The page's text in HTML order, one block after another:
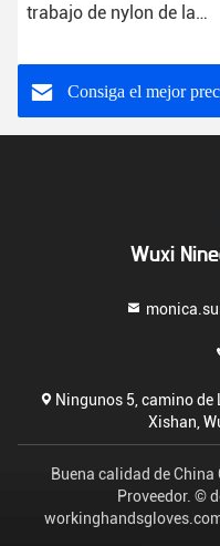
trabajo de nylon de la
las manos del 100%
el refrigerador
Consiga el mejor
Wuxi
Ningunos 5, camino
Xishan,
Buena calidad de
Proveedor. ©